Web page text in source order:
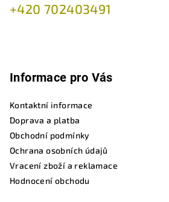
+420 702403491
Informace pro Vás
Kontaktní informace
Doprava a platba
Obchodní podmínky
Ochrana osobních údajů
Vracení zboží a reklamace
Hodnocení obchodu